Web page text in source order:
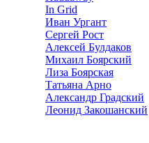
In Grid
Иван Ургант
Сергей Рост
Алексей Булдаков
Михаил Боярский
Лиза Боярская
Татьяна Арно
Александр Градский
Леонид Закошанский